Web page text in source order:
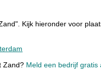
Kijk hieronder voor
Zand? Meld een bedrijf gratis